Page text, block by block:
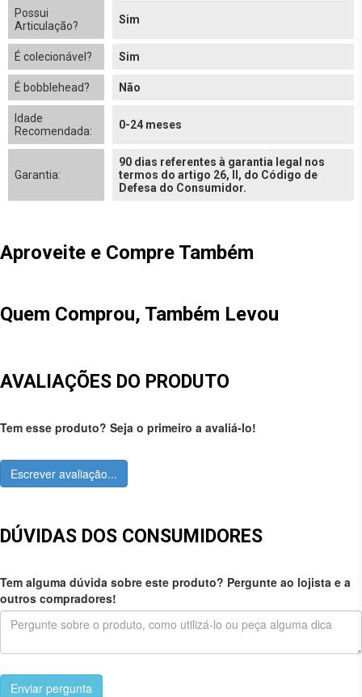
Possui
Articulação?
Sim
É colecionável? Sim
É bobblehead? Não
Idade
Recomendada:
0-24 meses
Garantia:
90 dias referentes à garantia legal nos
termos do artigo 26, II, do Código de
Defesa do Consumidor.
Aproveite e Compre Também
Quem Comprou, Também Levou
AVALIAÇÕES DO PRODUTO
Tem esse produto? Seja o primeiro a avaliá-lo!
Escrever avaliação...
DÚVIDAS DOS CONSUMIDORES
Tem alguma dúvida sobre este produto? Pergunte ao lojista e a
outros compradores!
Enviar pergunta